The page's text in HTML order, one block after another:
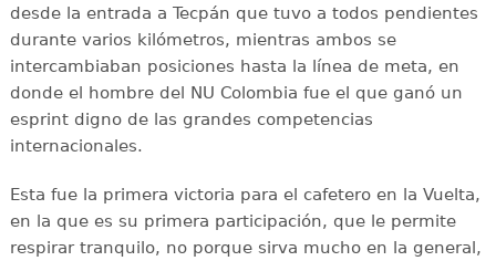
desde la entrada a Tecpán que tuvo a todos pendientes
durante varios kilómetros, mientras ambos se
intercambiaban posiciones hasta la línea de meta, en
donde el hombre del NU Colombia fue el que ganó un
esprint digno de las grandes competencias
internacionales.
Esta fue la primera victoria para el cafetero en la Vuelta,
en la que es su primera participación, que le permite
respirar tranquilo, no porque sirva mucho en la general,